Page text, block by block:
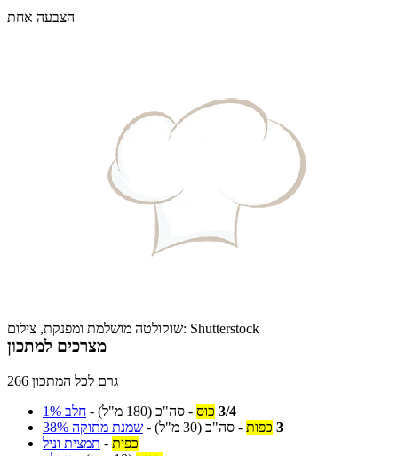
הצבעה אחת
שוקולטה מושלמת ומפנקת, צילום: Shutterstock
מצרכים למתכון
266 גרם לכל המתכון
חלב 1% - 3/4 כוס - סה"כ (180 מ"ל)
שמנת מתוקה 38% - 3 כפות - סה"כ (30 מ"ל)
תמצית וניל - כפית